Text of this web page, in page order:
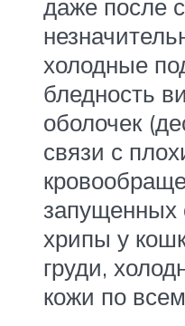
даже после
холодные
бледность
оболочек
связи с
хрипы у
груди,
кожи по